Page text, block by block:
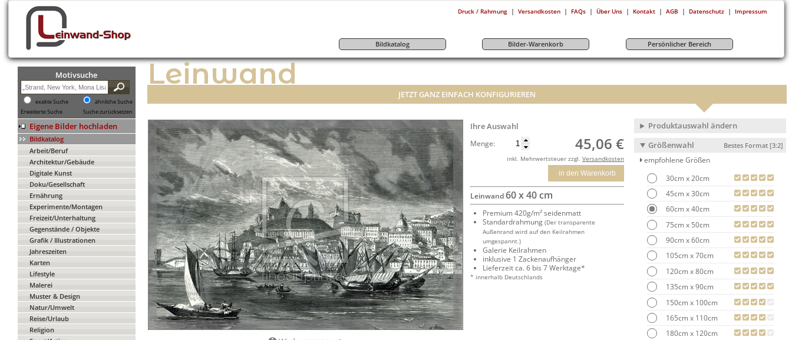
Druck / Rahmung | Versandkosten | FAQs | Über Uns | Kontakt | AGB | Datenschutz | Impressum
Bildkatalog Bilder-Warenkorb Persönlicher Bereich
Motivsuche
exakte Suche
ähnliche Suche
Erweiterte Suche
Suche zurücksetzen
Eigene Bilder hochladen
Bildkatalog
Arbeit/Beruf
Architektur/Gebäude
Digitale Kunst
Doku/Gesellschaft
Ernährung
Experimente/Montagen
Freizeit/Unterhaltung
Gegenstände / Objekte
Grafik / Illustrationen
Jahreszeiten
Karten
Lifestyle
Malerei
Muster & Design
Natur/Umwelt
Reise/Urlaub
Religion
Leinwand
JETZT GANZ EINFACH KONFIGURIEREN
Ihre Auswahl
Menge: 45,06 €
inkl. Mehrwertsteuer zzgl. Versandkosten
in den Warenkorb
Leinwand60 x 40 cm
Premium 420g/m² seidenmatt
Standardrahmung (Der transparente
Außenrand wird auf den Keilrahmen
umgespannt.)
Galerie Keilrahmen
inklusive 1 Zackenaufhänger
Lieferzeit ca. 6 bis 7 Werktage*
* innerhalb Deutschlands
Produktauswahl ändern
Größenwahl
Bestes Format [3:2]
empfohlene Größen
30cm x 20cm
45cm x 30cm
60cm x 40cm
75cm x 50cm
90cm x 60cm
105cm x 70cm
120cm x 80cm
135cm x 90cm
150cm x 100cm
165cm x 110cm
180cm x 120cm